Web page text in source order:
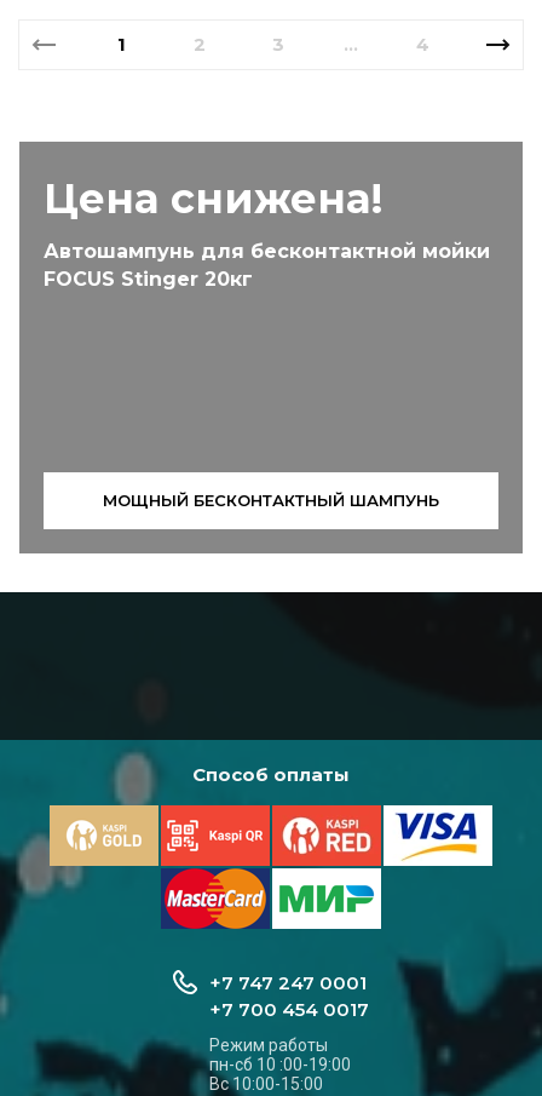
Цена снижена!
Автошампунь для бесконтактной мойки
FOCUS Stinger 20кг
МОЩНЫЙ БЕСКОНТАКТНЫЙ ШАМПУНЬ
1 2 3 ... 4
Способ оплаты
+7 747 247 0001
+7 700 454 0017
Режим работы
пн-сб 10 :00-19:00
Вс 10:00-15:00